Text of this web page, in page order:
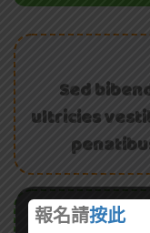
Sed
ultricies
報名請按此